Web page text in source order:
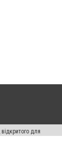
для